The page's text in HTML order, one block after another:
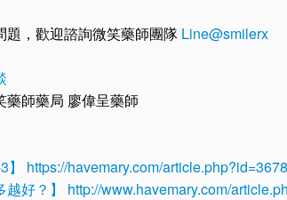
題，歡迎諮詢微笑藥師團隊 Line@smilerx
藥師藥局 廖偉呈藥師
https://havemary.com/article.php?id=3678
越好？】
http://www.havemary.com/